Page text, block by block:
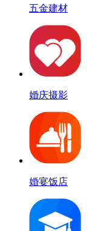
五金建材
婚庆摄影
婚宴饭店